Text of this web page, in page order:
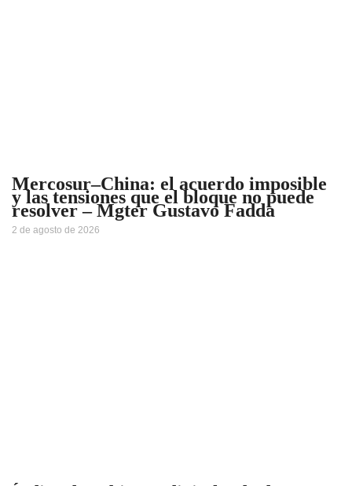
Mercosur–China: el acuerdo imposible
y las tensiones que el bloque no puede
resolver – Mgter Gustavo Fadda
2 de agosto de 2026